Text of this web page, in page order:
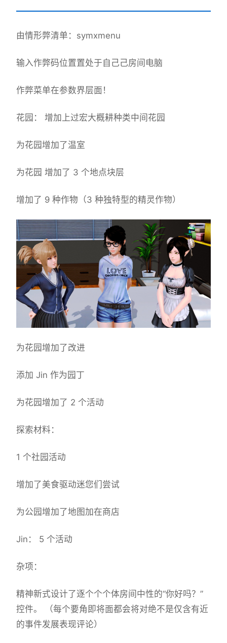
由情形弊清单：symxmenu
输入作弊码位置置处于自己己房间电脑
作弊菜单在参数界层面！
花园： 增加上过宏大概耕种类中间花园
为花园增加了温室
为花园 增加了 3 个地点块层
增加了 9 种作物（3 种独特型的精灵作物）
为花园增加了改进
添加 Jin 作为园丁
为花园增加了 2 个活动
探索材料：
1 个社园活动
增加了美食驱动迷您们尝试
为公园增加了地图加在商店
Jin： 5 个活动
杂项：
精神新式设计了逐个个个体房间中性的“你好吗？”
控件。 （每个要角即将面都会将对绝不是仅含有近
的事件发展表现评论）